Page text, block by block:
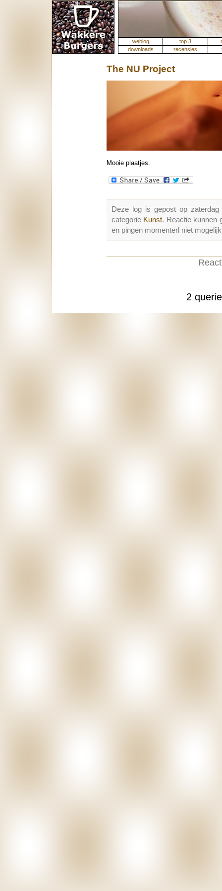
weblog top 3
downloads
recensies
The NU Project
Mooie plaatjes.
Deze log is gepost op
categorie Kunst. Reactie kunnen
en pingen momenterl niet
2